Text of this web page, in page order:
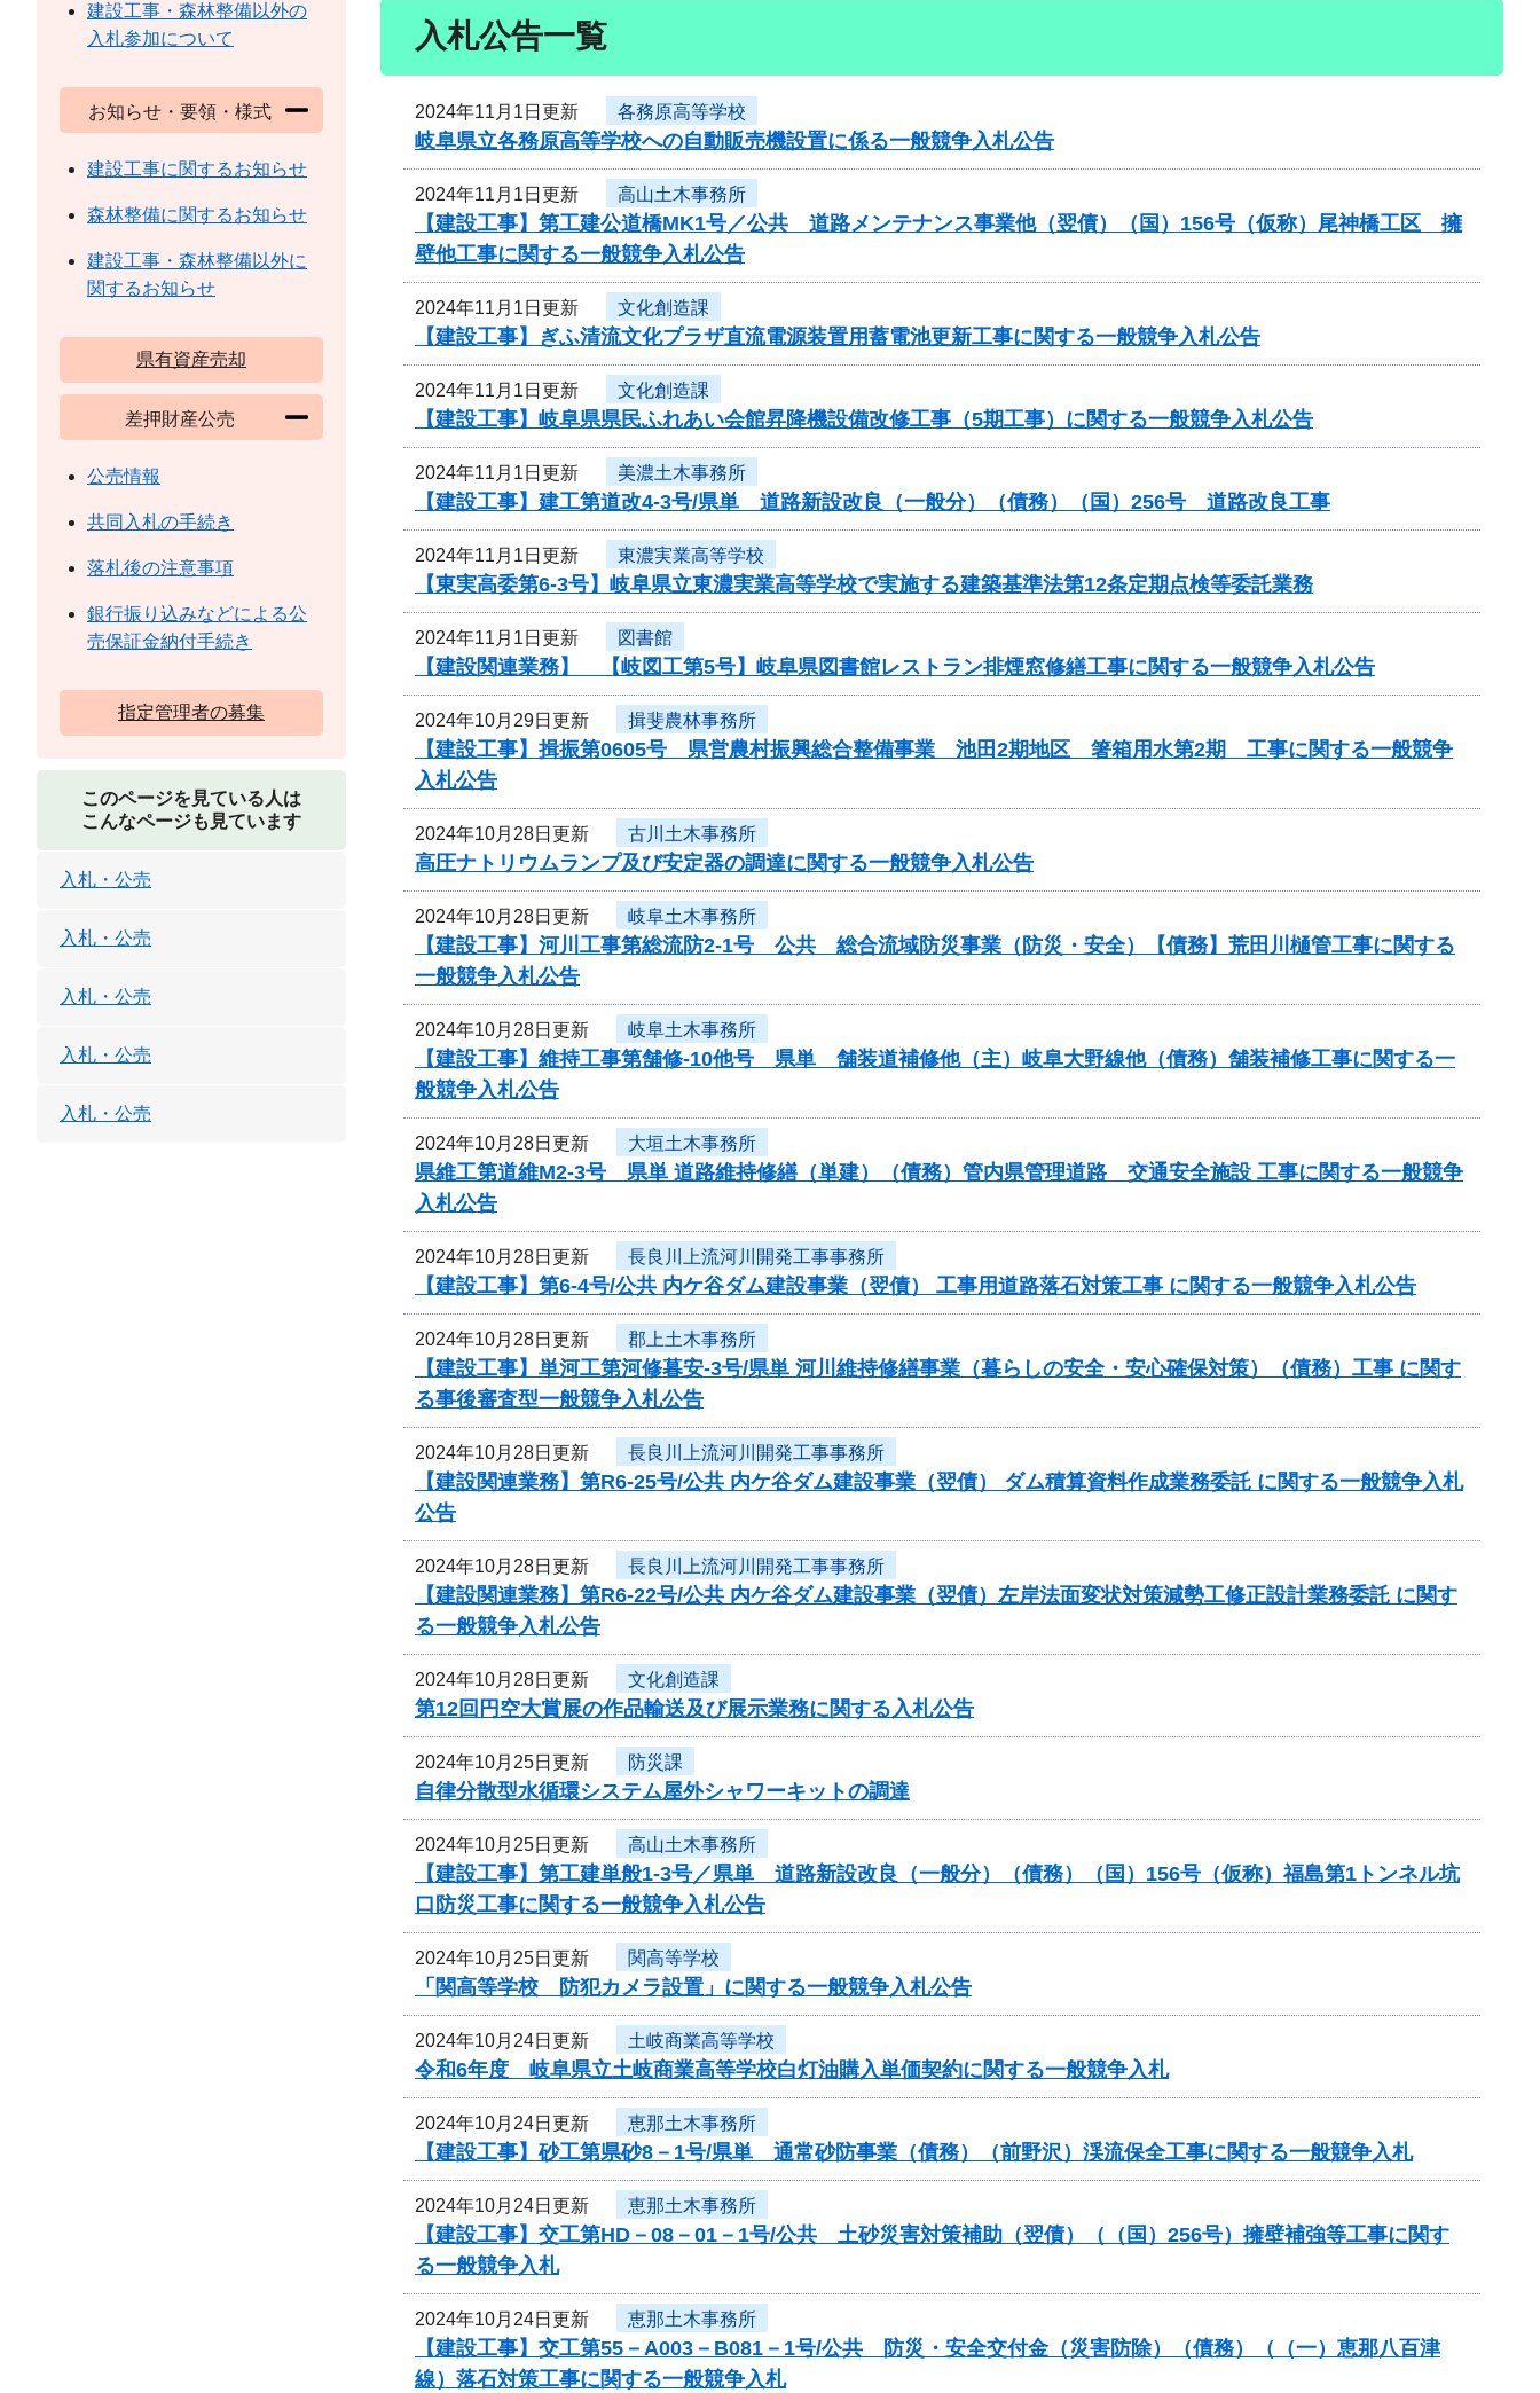
入札公告一覧
2024年11月1日更新 各務原高等学校
岐阜県立各務原高等学校への自動販売機設置に係る一般競争入札公告
2024年11月1日更新 高山土木事務所
【建設工事】第工建公道橋MK1号／公共 道路メンテナンス事業他（翌債）（国）156号（仮称）尾神橋工区 擁
壁他工事に関する一般競争入札公告
2024年11月1日更新 文化創造課
【建設工事】ぎふ清流文化プラザ直流電源装置用蓄電池更新工事に関する一般競争入札公告
2024年11月1日更新 文化創造課
【建設工事】岐阜県県民ふれあい会館昇降機設備改修工事（5期工事）に関する一般競争入札公告
2024年11月1日更新 美濃土木事務所
【建設工事】建工第道改4-3号/県単 道路新設改良（一般分）（債務）（国）256号 道路改良工事
2024年11月1日更新 東濃実業高等学校
【東実高委第6-3号】岐阜県立東濃実業高等学校で実施する建築基準法第12条定期点検等委託業務
2024年11月1日更新 図書館
【建設関連業務】 【岐図工第5号】岐阜県図書館レストラン排煙窓修繕工事に関する一般競争入札公告
2024年10月29日更新 揖斐農林事務所
【建設工事】揖振第0605号 県営農村振興総合整備事業 池田2期地区 箸箱用水第2期 工事に関する一般競争
入札公告
2024年10月28日更新 古川土木事務所
高圧ナトリウムランプ及び安定器の調達に関する一般競争入札公告
2024年10月28日更新 岐阜土木事務所
【建設工事】河川工事第総流防2-1号 公共 総合流域防災事業（防災・安全）【債務】荒田川樋管工事に関する
一般競争入札公告
2024年10月28日更新 岐阜土木事務所
【建設工事】維持工事第舗修-10他号 県単 舗装道補修他（主）岐阜大野線他（債務）舗装補修工事に関する一
般競争入札公告
2024年10月28日更新 大垣土木事務所
県維工第道維M2-3号 県単 道路維持修繕（単建）（債務）管内県管理道路 交通安全施設 工事に関する一般競争
入札公告
2024年10月28日更新 長良川上流河川開発工事事務所
【建設工事】第6-4号/公共 内ケ谷ダム建設事業（翌債） 工事用道路落石対策工事 に関する一般競争入札公告
2024年10月28日更新 郡上土木事務所
【建設工事】単河工第河修暮安-3号/県単 河川維持修繕事業（暮らしの安全・安心確保対策）（債務）工事 に関す
る事後審査型一般競争入札公告
2024年10月28日更新 長良川上流河川開発工事事務所
【建設関連業務】第R6-25号/公共 内ケ谷ダム建設事業（翌債） ダム積算資料作成業務委託 に関する一般競争入札
公告
2024年10月28日更新 長良川上流河川開発工事事務所
【建設関連業務】第R6-22号/公共 内ケ谷ダム建設事業（翌債）左岸法面変状対策減勢工修正設計業務委託 に関す
る一般競争入札公告
2024年10月28日更新 文化創造課
第12回円空大賞展の作品輸送及び展示業務に関する入札公告
2024年10月25日更新 防災課
自律分散型水循環システム屋外シャワーキットの調達
2024年10月25日更新 高山土木事務所
【建設工事】第工建単般1-3号／県単 道路新設改良（一般分）（債務）（国）156号（仮称）福島第1トンネル坑
口防災工事に関する一般競争入札公告
2024年10月25日更新 関高等学校
「関高等学校 防犯カメラ設置」に関する一般競争入札公告
2024年10月24日更新 土岐商業高等学校
令和6年度 岐阜県立土岐商業高等学校白灯油購入単価契約に関する一般競争入札
2024年10月24日更新 恵那土木事務所
【建設工事】砂工第県砂8－1号/県単 通常砂防事業（債務）（前野沢）渓流保全工事に関する一般競争入札
2024年10月24日更新 恵那土木事務所
【建設工事】交工第HD－08－01－1号/公共 土砂災害対策補助（翌債）（（国）256号）擁壁補強等工事に関す
る一般競争入札
2024年10月24日更新 恵那土木事務所
【建設工事】交工第55－A003－B081－1号/公共 防災・安全交付金（災害防除）（債務）（（一）恵那八百津
線）落石対策工事に関する一般競争入札
建設工事・森林整備以外の
入札参加について
お知らせ・要領・様式
建設工事に関するお知らせ
森林整備に関するお知らせ
建設工事・森林整備以外に
関するお知らせ
県有資産売却
差押財産公売
公売情報
共同入札の手続き
落札後の注意事項
銀行振り込みなどによる公
売保証金納付手続き
指定管理者の募集
このページを見ている人は
こんなページも見ています
入札・公売
入札・公売
入札・公売
入札・公売
入札・公売